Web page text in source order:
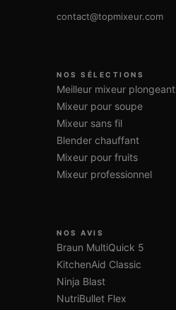
contact@topmixeur.com
NOS SÉLECTIONS
Meilleur mixeur plongeant
Mixeur pour soupe
Mixeur sans fil
Blender chauffant
Mixeur pour fruits
Mixeur professionnel
NOS AVIS
Braun MultiQuick 5
KitchenAid Classic
Ninja Blast
NutriBullet Flex